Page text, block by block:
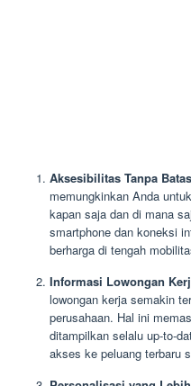
Aksesibilitas Tanpa
memungkinkan Anda
kapan saja dan di mana
smartphone dan koneksi
berharga di tengah
Informasi Lowongan
lowongan kerja semakin
perusahaan. Hal ini
ditampilkan selalu up-to-
akses ke peluang terbaru